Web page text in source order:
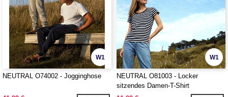
W1
NEUTRAL O74002 - Jogginghose
W1
NEUTRAL O81003 - Locker
sitzendes Damen-T-Shirt